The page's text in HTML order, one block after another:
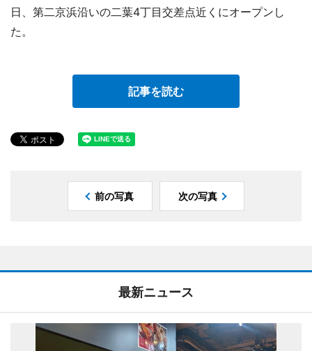
日、第二京浜沿いの二葉4丁目交差点近くにオープンし
た。
記事を読む
前の写真 次の写真
最新ニュース